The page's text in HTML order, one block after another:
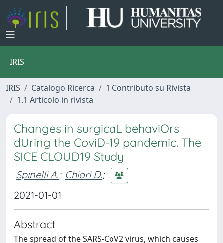
IRIS
IRIS Catalogo Ricerca
1 Contributo su Rivista
1.1 Articolo in rivista
Changes in surgicaL behaviOrs
dUring the CoviD-19 pandemic. The
SICE CLOUD19 Study
Spinelli A.; Chiari D.;
2021-01-01
Abstract
The spread of the SARS-CoV2 virus, which causes